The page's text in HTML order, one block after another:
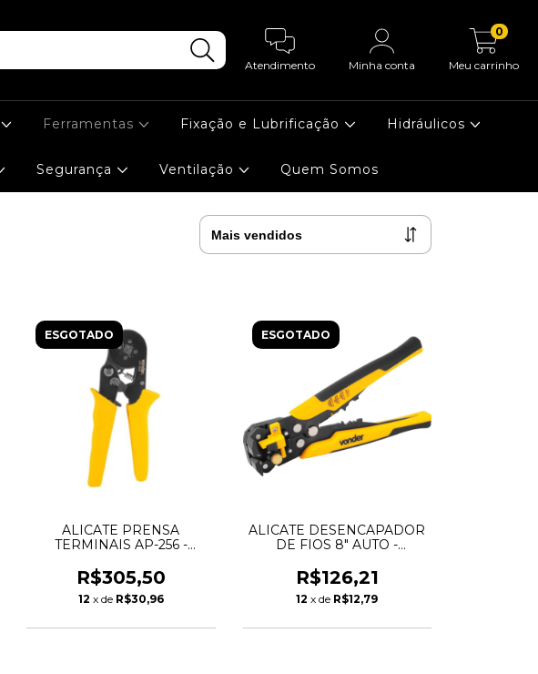
Atendimento Minha conta Meu carrinho
0
Ferramentas Fixação e Lubrificação Hidráulicos
Segurança Ventilação Quem Somos
ESGOTADO
ALICATE PRENSA
TERMINAIS AP-256 -
R$305,50
12 x de R$30,96
ESGOTADO
ALICATE DESENCAPADOR
DE FIOS 8" AUTO -
R$126,21
12 x de R$12,79